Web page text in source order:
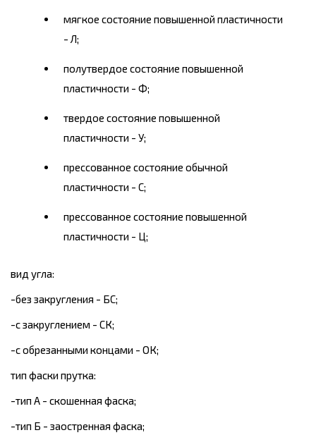
мягкое состояние повышенной пластичности
- Л;
полутвердое состояние повышенной
пластичности - Ф;
твердое состояние повышенной
пластичности - У;
прессованное состояние обычной
пластичности - С;
прессованное состояние повышенной
пластичности - Ц;
вид угла:
-без закругления - БС;
-с закруглением - СК;
-с обрезанными концами - ОК;
тип фаски прутка:
-тип А - скошенная фаска;
-тип Б - заостренная фаска;